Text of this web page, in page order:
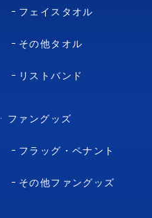
フェイスタオル
その他タオル
リストバンド
ファングッズ
フラッグ・ペナント
その他ファングッズ